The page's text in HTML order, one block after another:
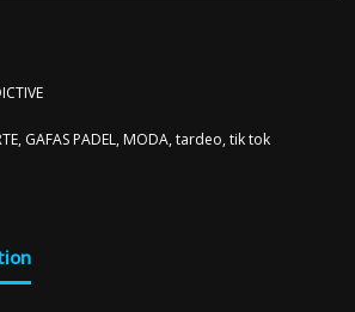
, GAFAS PADEL, MODA,tardeo,tik tok